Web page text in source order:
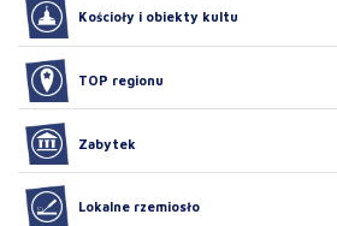
Kościoły i obiekty kultu
TOP regionu
Zabytek
Lokalne rzemiosło